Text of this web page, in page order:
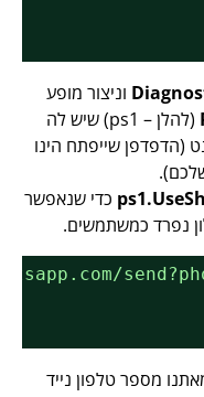
וניצור מופע
(להלן – ps1) שיש לה
שייפתח הינו
כדי שנאפשר
כמשתמשים.
מספר טלפון נייד